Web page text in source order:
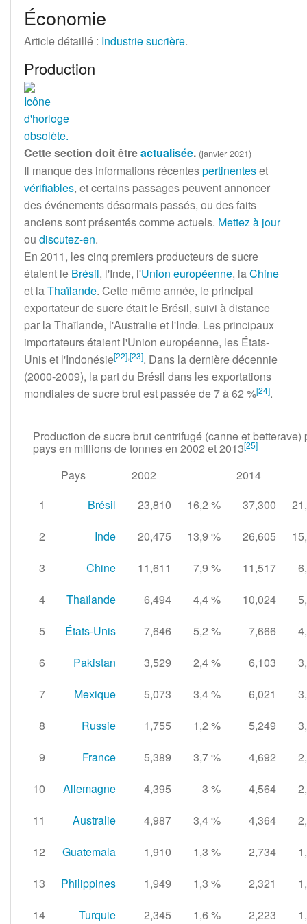
Économie
Article détaillé : Industrie sucrière.
Production
Cette section doit êtreactualisée. (janvier 2021)
Il manque des informations récentespertinenteset
vérifiables, et certains passages peuvent annoncer
des événements désormais passés, ou des faits
anciens sont présentés comme actuels. Mettez à jour
ou discutez-en.
En 2011, les cinq premiers producteurs de sucre
étaient le Brésil, l'Inde, l'Union européenne, laChine
et laThaïlande. Cette même année, le principal
exportateur de sucre était le Brésil, suivi à distance
par la Thaïlande, l'Australie et l'Inde. Les principaux
importateurs étaient l'Union européenne, les États-
Unis et l'Indonésie[22],[23]. Dans la dernière décennie
(2000-2009), la part du Brésil dans les exportations
mondiales de sucre brut est passée de 7 à 62 %[24].
Production de sucre brut centrifugé (canne et betterave)
pays en millions de tonnes en 2002 et 2013[25]
Pays 2002
2014
1
Brésil 23,810 16,2 % 37,300
2
Inde 20,475 13,9 % 26,605
3
Chine 11,611 7,9 % 11,517
4
Thaïlande 6,494 4,4% 10,024
5
États-Unis 7,646 5,2 % 7,666
6
Pakistan 3,529 2,4% 6,103
7
Mexique 5,073 3,4% 6,021
8
Russie 1,755 1,2 % 5,249
9
France 5,389 3,7% 4,692
10
Allemagne 4,395 3 % 4,564
11
Australie 4,987 3,4% 4,364
12
Guatemala 1,910 1,3 % 2,734
13
Philippines 1,949 1,3 % 2,321
14
Turquie 2,345 1,6 % 2,223